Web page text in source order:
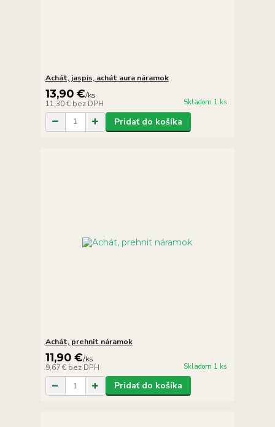
Achát, jaspis, achát aura náramok
13,90 €/ks
11,30 € bez DPH Skladom 1 ks
Pridať do košíka
Achát, prehnit náramok
11,90 €/ks
9,67 € bez DPH Skladom 1 ks
Pridať do košíka